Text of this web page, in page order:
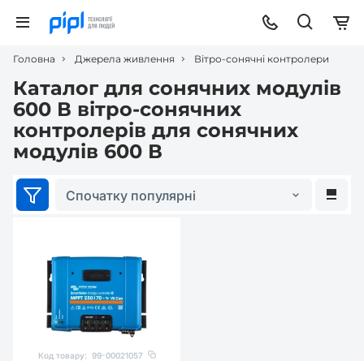
Головна Джерела живлення Вітро-сонячні контролери
Каталог для сонячних модулів
600 В вітро-сонячних
контролерів для сонячних
модулів 600 В
Спочатку популярні
Код товару: 99-00021057